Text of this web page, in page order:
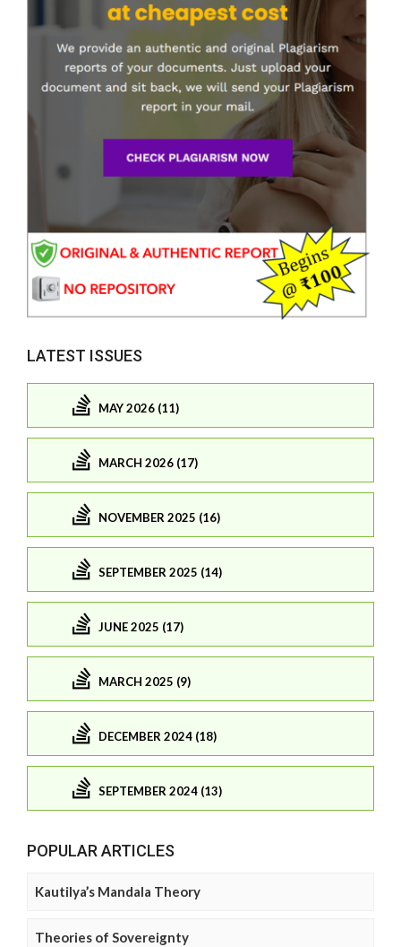
LATEST ISSUES
MAY 2026 (11)
MARCH 2026 (17)
NOVEMBER 2025 (16)
SEPTEMBER 2025 (14)
JUNE 2025 (17)
MARCH 2025 (9)
DECEMBER 2024 (18)
SEPTEMBER 2024 (13)
POPULAR ARTICLES
Kautilya’s Mandala Theory
Theories of Sovereignty